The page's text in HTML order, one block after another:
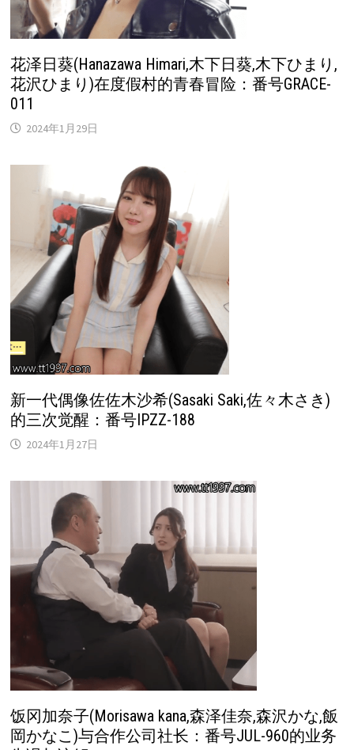
花泽日葵(Hanazawa Himari,木下日葵,木下ひまり,
花沢ひまり)在度假村的青春冒险：番号GRACE-
011
2024年1月29日
新一代偶像佐佐木沙希(Sasaki Saki,佐々木さき)
的三次觉醒：番号IPZZ-188
2024年1月27日
饭冈加奈子(Morisawa kana,森泽佳奈,森沢かな,飯
岡かなこ)与合作公司社长：番号JUL-960的业务